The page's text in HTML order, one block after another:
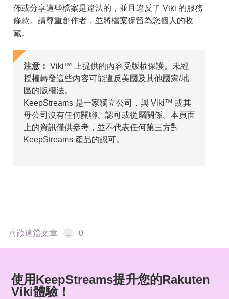
佈或分享這些檔案是違法的，並且違反了 Viki 的服務
條款。請尊重創作者，並將檔案保留為您個人的收
藏。
注意： Viki™ 上提供的內容受版權保護。未經
授權轉發這些內容可能違反美國及其他國家/地
區的版權法。
KeepStreams 是一家獨立公司，與 Viki™ 或其
母公司沒有任何關聯、認可或從屬關係。本頁面
上的資訊僅供參考，並不代表任何第三方對
KeepStreams 產品的認可。
喜歡這篇文章 0
使用KeepStreams提升您的Rakuten
Viki體驗！